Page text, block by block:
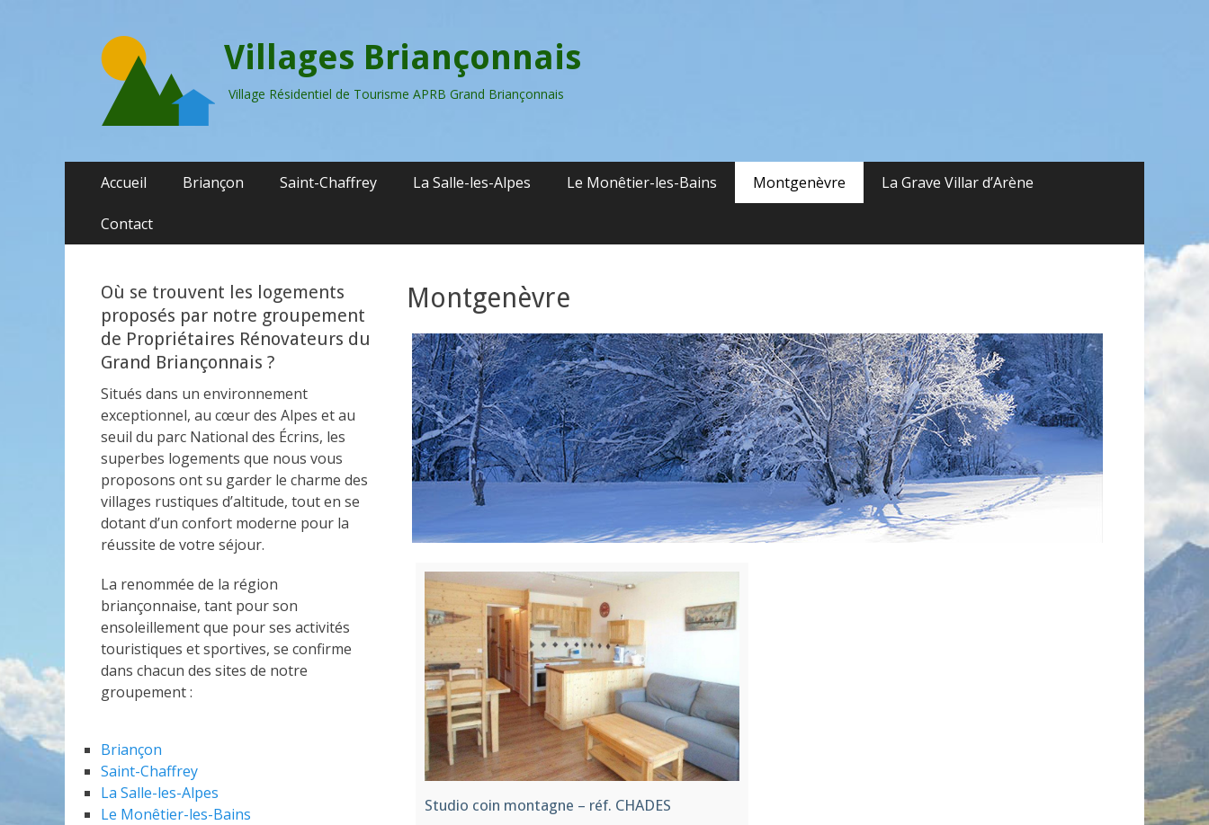
Villages Briançonnais
Village Résidentiel de Tourisme APRB Grand Briançonnais
Menu
Aller
contenu
Accueil Briançon Saint-Chaffrey La Salle-les-Alpes Le Monêtier-les-Bains Montgenèvre La Grave Villar d’Arène
Contact
Montgenèvre
Studio coin montagne – réf. CHADES
Où se trouvent les logements
proposés par notre groupement
de Propriétaires Rénovateurs du
Grand Briançonnais ?
Situés dans un environnement
exceptionnel, au cœur des Alpes et au
seuil du parc National des Écrins, les
superbes logements que nous vous
proposons ont su garder le charme des
villages rustiques d’altitude, tout en se
dotant d’un confort moderne pour la
réussite de votre séjour.
La renommée de la région
briançonnaise, tant pour son
ensoleillement que pour ses activités
touristiques et sportives, se confirme
dans chacun des sites de notre
groupement :
Briançon
Saint-Chaffrey
La Salle-les-Alpes
Le Monêtier-les-Bains